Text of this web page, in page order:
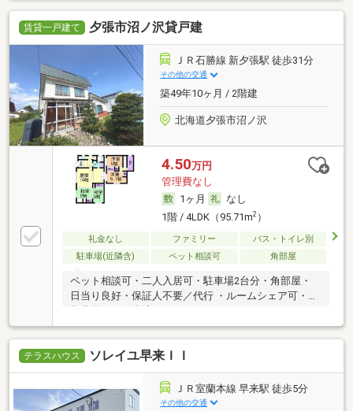
賃貸一戸建て 夕張市沼ノ沢貸戸建
ＪＲ石勝線 新夕張駅 徒歩31分
その他の交通
築49年10ヶ月 / 2階建
北海道夕張市沼ノ沢
4.50万円
管理費なし
1ヶ月
なし
1階 / 4LDK（95.71m2）
礼金なし ファミリー
バス・トイレ別
駐車場(近隣含)
ペット相談可 角部屋
ペット相談可・二人入居可・駐車場2台分・角部屋・
日当り良好・保証人不要／代行 ・ルームシェア可・初
テラスハウス ソレイユ早来ＩＩ
ＪＲ室蘭本線 早来駅 徒歩5分
その他の交通